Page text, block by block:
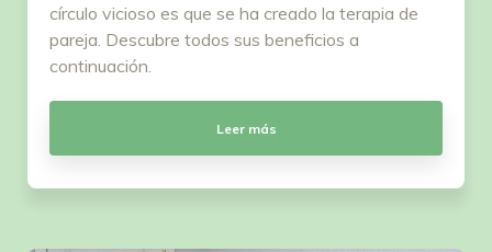
círculo vicioso es que se ha creado la terapia de
pareja. Descubre todos sus beneficios a
continuación.
Leer más